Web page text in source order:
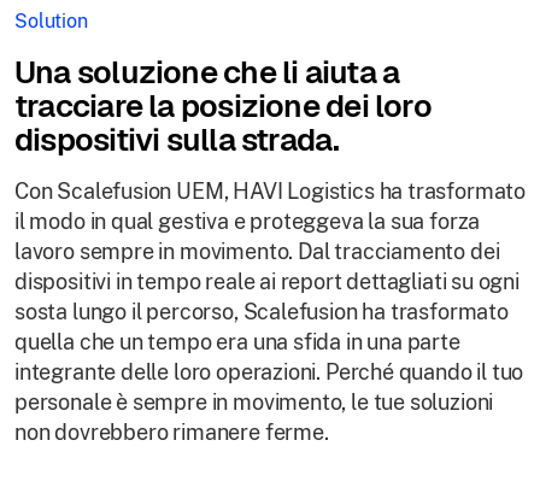
Solution
Una soluzione che li aiuta a
tracciare la posizione dei loro
dispositivi sulla strada.
Con Scalefusion UEM, HAVI Logistics ha trasformato
il modo in qual gestiva e proteggeva la sua forza
lavoro sempre in movimento. Dal tracciamento dei
dispositivi in tempo reale ai report dettagliati su ogni
sosta lungo il percorso, Scalefusion ha trasformato
quella che un tempo era una sfida in una parte
integrante delle loro operazioni. Perché quando il tuo
personale è sempre in movimento, le tue soluzioni
non dovrebbero rimanere ferme.